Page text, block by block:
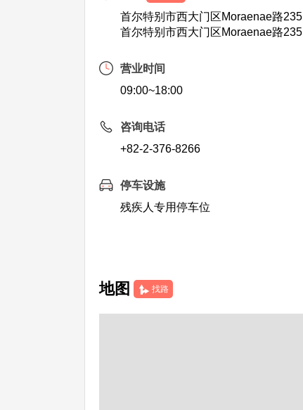
首尔特别市西大门区Moraenae路235
首尔特别市西大门区Moraenae路235
营业时间
09:00~18:00
咨询电话
+82-2-376-8266
停车设施
残疾人专用停车位
地图 找路